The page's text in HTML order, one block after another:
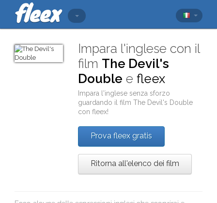
Impara l'inglese con il
film The Devil's
Double efleex
Impara l'inglese senza sforzo
guardando il filmThe Devil's Double
confleex!
Prova fleex gratis
Ritorna all'elenco dei film